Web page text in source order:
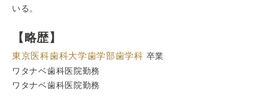
いる。
【略歴】
東京医科歯科大学歯学部歯学科 卒業
ワタナベ歯科医院勤務
ワタナベ歯科医院勤務